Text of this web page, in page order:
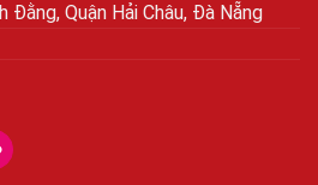
Quận Hải Châu, Đà Nẵng